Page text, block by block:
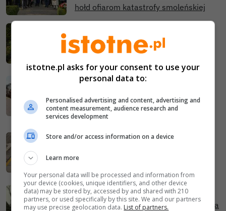
hołd ofiarom katastrofy smoleńskiej
2026-04-05
Osterfest, czyli Wielkanoc
2026-03-30
Historyczny parowóz „Rübezahl” w
Zebrzydowej
2026-03-23
powiat bolesławiecki! Wiemy, o której
można będzie go zobaczyć!
2026-03-14
Szkoła w Kruszynie ma 250 lat! Historia
istotne.pl asks for your consent to use your
personal data to:
Personalised advertising and content, advertising and
content measurement, audience research and
services development
Store and/or access information on a device
Learn more
Your personal data will be processed and information from
your device (cookies, unique identifiers, and other device
data) may be stored by, accessed by and shared with 210
partners, or used specifically by this site. We and our partners
may use precise geolocation data. List of partners.